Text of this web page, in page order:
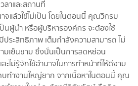
ลาและสถานที่
แล้วใช้ไม่เป็น โดยในตอนนี้ คุณวิกรม
ป็นผู้นำ หรือผู้บริหารองค์กร จะต้องใช้
ระสิทธิภาพ เต็มกำลังความสามารถ ไม่
มเย็นชาม ซึ่งนั่นเป็นการลดหย่อน
ไม่รู้จักใช้อำนาจในการทำหน้าที่ให้ดีงาม
ทำงานใหญ่ยาก จากเนื้อหาในตอนนี้ คุณ